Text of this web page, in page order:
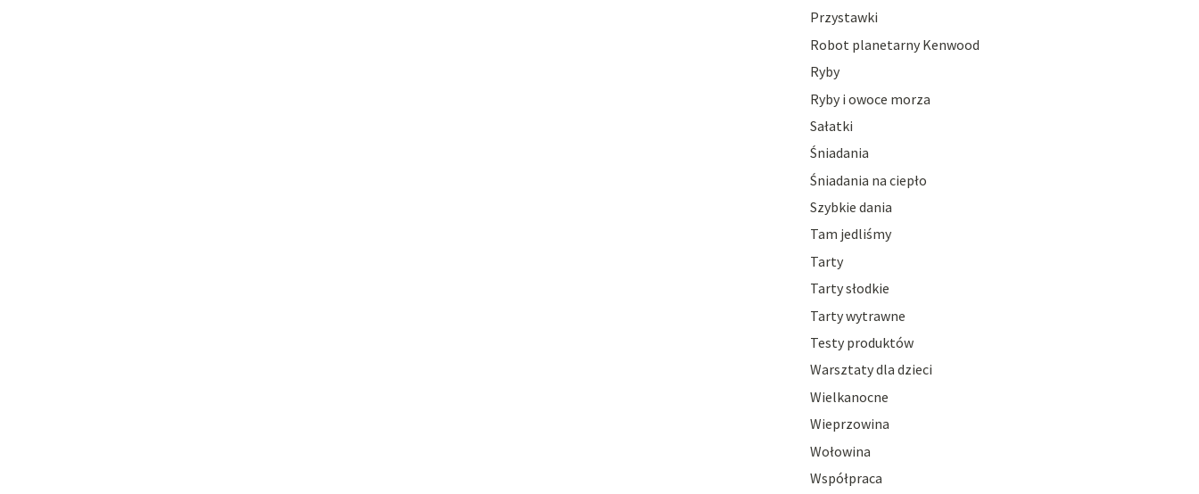
Przystawki
Robot planetarny Kenwood
Ryby
Ryby i owoce morza
Sałatki
Śniadania
Śniadania na ciepło
Szybkie dania
Tam jedliśmy
Tarty
Tarty słodkie
Tarty wytrawne
Testy produktów
Warsztaty dla dzieci
Wielkanocne
Wieprzowina
Wołowina
Współpraca